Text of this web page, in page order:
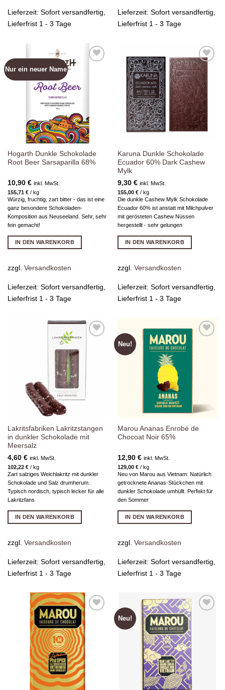
Lieferzeit: Sofort versandfertig,
Lieferfrist 1 - 3 Tage
Lieferzeit: Sofort versandfertig,
Lieferfrist 1 - 3 Tage
Nur ein neuer Name
Hogarth Dunkle Schokolade
Root Beer Sarsaparilla 68%
10,90 € inkl. MwSt.
155,71 €/ kg
Würzig, fruchtig, zart bitter - das ist eine
ganz besondere Schokoladen-
Komposition aus Neuseeland. Sehr, sehr
fein gemacht!
IN DEN WARENKORB
zzgl. Versandkosten
Lieferzeit: Sofort versandfertig,
Lieferfrist 1 - 3 Tage
Zur
Wunschliste
hinzufügen
Karuna Dunkle Schokolade
Ecuador 60% Dark Cashew
Mylk
9,30 € inkl. MwSt.
155,00 €/ kg
Die dunkle Cashew Mylk Schokolade
Ecuador 60% ist anstatt mit Milchpulver
mit gerösteten Cashew Nüssen
hergestellt - sehr gelungen
IN DEN WARENKORB
zzgl. Versandkosten
Lieferzeit: Sofort versandfertig,
Lieferfrist 1 - 3 Tage
Wunschliste
hinzufügen
Lakritsfabriken Lakritzstangen
in dunkler Schokolade mit
Meersalz
4,60 € inkl. MwSt.
102,22 €/ kg
Zart salziges Weichlakritz mit dunkler
Schokolade und Salz drumherum.
Typisch nordisch, typisch lecker für alle
Lakritzfans
IN DEN WARENKORB
zzgl. Versandkosten
Lieferzeit: Sofort versandfertig,
Lieferfrist 1 - 3 Tage
Neu!
Wunschliste
hinzufügen
Marou Ananas Enrobé de
Chocoat Noir 65%
12,90 € inkl. MwSt.
129,00 €/ kg
Neu von Marou aus Vietnam: Natürlich
getrocknete Ananas-Stückchen mit
dunkler Schokolade umhüllt. Perfekt für
den Sommer
IN DEN WARENKORB
zzgl. Versandkosten
Lieferzeit: Sofort versandfertig,
Lieferfrist 1 - 3 Tage
Zur
Wunschliste
hinzufügen
Neu!
Wunschliste
hinzufügen